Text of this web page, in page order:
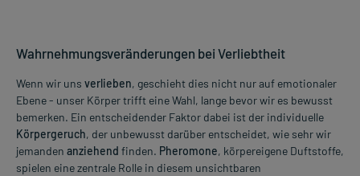
Wahrnehmungsveränderungen bei Verliebtheit
Wenn wir uns verlieben, geschieht dies nicht nur auf emotionaler
Ebene - unser Körper trifft eine Wahl, lange bevor wir es bewusst
bemerken. Ein entscheidender Faktor dabei ist der individuelle
Körpergeruch, der unbewusst darüber entscheidet, wie sehr wir
jemanden anziehend finden. Pheromone, körpereigene Duftstoffe,
spielen eine zentrale Rolle in diesem unsichtbaren